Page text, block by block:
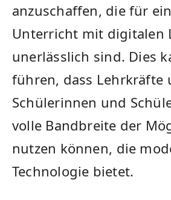
anzuschaffen, die für
⁤Unterricht ⁤mit digitalen
unerlässlich sind. Dies
führen, dass Lehrkräfte
Schülerinnen und
volle Bandbreite der
nutzen können, ⁤die
Technologie bietet.